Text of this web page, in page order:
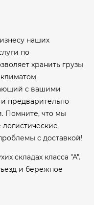
наших
по
хранить грузы
с вашими
предварительно
Помните, что мы
с доставкой!
складах класса "А".
и бережное